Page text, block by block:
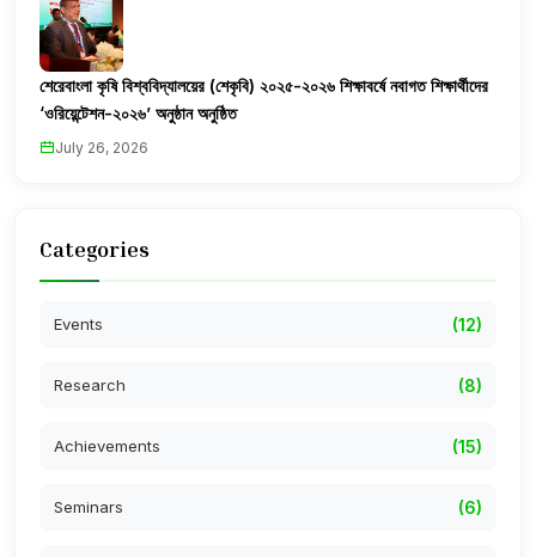
শেরেবাংলা কৃষি বিশ্ববিদ্যালয়ের (শেকৃবি) ২০২৫-২০২৬ শিক্ষাবর্ষে নবাগত শিক্ষার্থীদের
‘ওরিয়েন্টেশন-২০২৬’ অনুষ্ঠান অনুষ্ঠিত
July 26, 2026
Categories
Events (12)
Research (8)
Achievements (15)
Seminars (6)